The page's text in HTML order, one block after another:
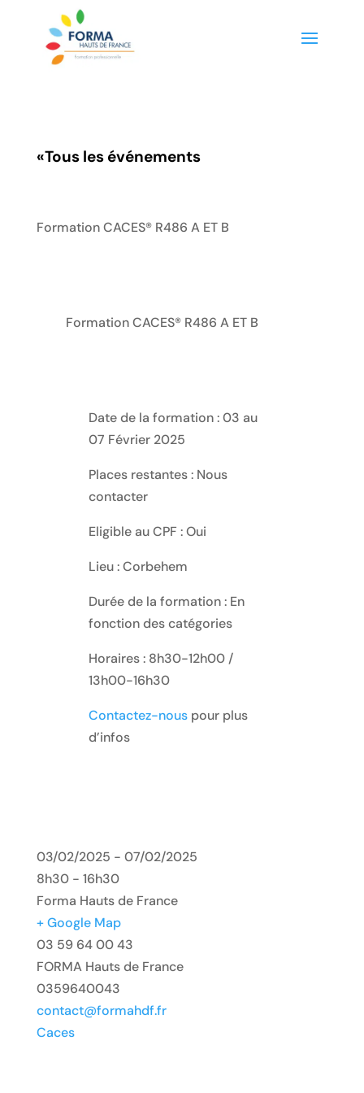
«Tous les événements
Formation CACES® R486 A ET B
Formation CACES® R486 A ET B
Date de la formation : 03 au
07 Février 2025
Places restantes : Nous
contacter
Eligible au CPF : Oui
Lieu : Corbehem
Durée de la formation : En
fonction des catégories
Horaires : 8h30-12h00 /
13h00-16h30
Contactez-nous pour plus
d’infos
03/02/2025 - 07/02/2025
8h30 - 16h30
Forma Hauts de France
+ Google Map
03 59 64 00 43
FORMA Hauts de France
0359640043
contact@formahdf.fr
Caces